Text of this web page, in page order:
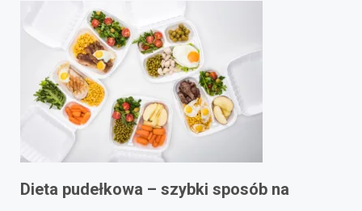
Dieta pudełkowa – szybki sposób na